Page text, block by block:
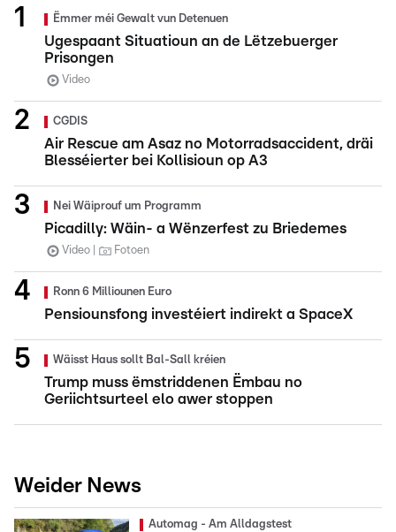
Ëmmer méi Gewalt vun Detenuen
Ugespaant Situatioun an de Lëtzebuerger
Prisongen
Video
CGDIS
Air Rescue am Asaz no Motorradsaccident, dräi
Blesséierter bei Kollisioun op A3
Nei Wäiprouf um Programm
Picadilly: Wäin- a Wënzerfest zu Briedemes
Video Fotoen
Ronn 6 Milliounen Euro
Pensiounsfong investéiert indirekt a SpaceX
Wäisst Haus sollt Bal-Sall kréien
Trump muss ëmstriddenen Ëmbau no
Geriichtsurteel elo awer stoppen
Weider News
Automag - Am Alldagstest